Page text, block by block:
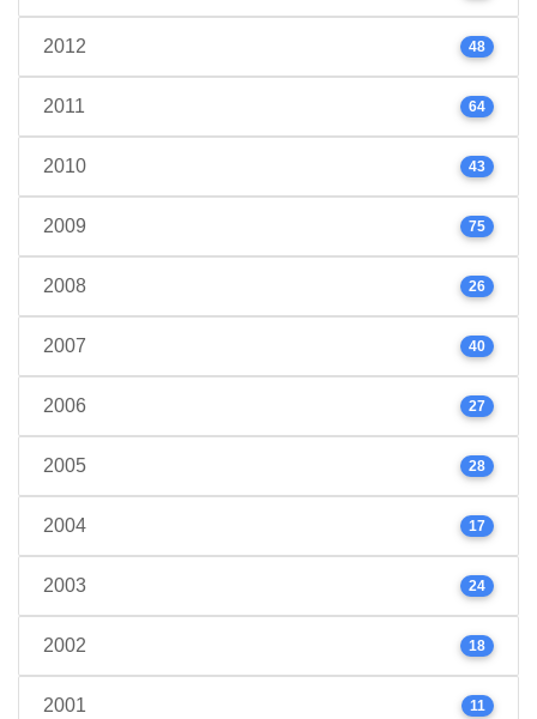
2012 48
2011 64
2010 43
2009 75
2008 26
2007 40
2006 27
2005 28
2004 17
2003 24
2002 18
2001 11